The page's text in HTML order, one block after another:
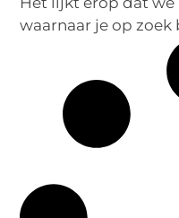
waarnaar je op zoek